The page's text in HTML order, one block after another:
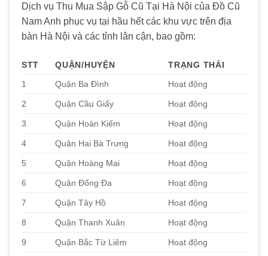
Dịch vụ Thu Mua Sập Gỗ Cũ Tại Hà Nội của Đồ Cũ
Nam Anh phục vụ tại hầu hết các khu vực trên địa
bàn Hà Nội và các tỉnh lân cận, bao gồm:
STT QUẬN/HUYỆN
TRẠNG THÁI
1
Quận Ba Đình Hoạt động
2 Quận Cầu Giấy Hoạt động
3 Quận Hoàn Kiếm Hoạt động
4 Quận Hai Bà Trưng Hoạt động
5 Quận Hoàng Mai Hoạt động
6 Quận Đống Đa Hoạt động
7 Quận Tây Hồ Hoạt động
8 Quận Thanh Xuân Hoạt động
9 Quận Bắc Từ Liêm Hoạt động